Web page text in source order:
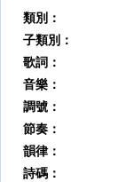
類別：
子類別：
歌詞：
音樂：
調號：
節奏：
韻律：
詩碼：